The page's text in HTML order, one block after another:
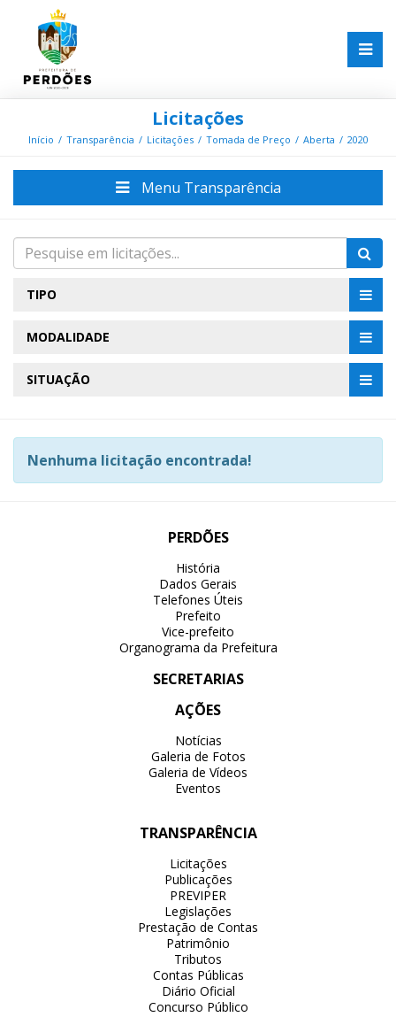
Licitações
Início Transparência Licitações Tomada de Preço Aberta 2020
Menu Transparência
TIPO
MODALIDADE
SITUAÇÃO
Nenhuma licitação encontrada!
PERDÕES
História
Dados Gerais
Telefones Úteis
Prefeito
Vice-prefeito
Organograma da Prefeitura
SECRETARIAS
AÇÕES
Notícias
Galeria de Fotos
Galeria de Vídeos
Eventos
TRANSPARÊNCIA
Licitações
Publicações
PREVIPER
Legislações
Prestação de Contas
Patrimônio
Tributos
Contas Públicas
Diário Oficial
Concurso Público